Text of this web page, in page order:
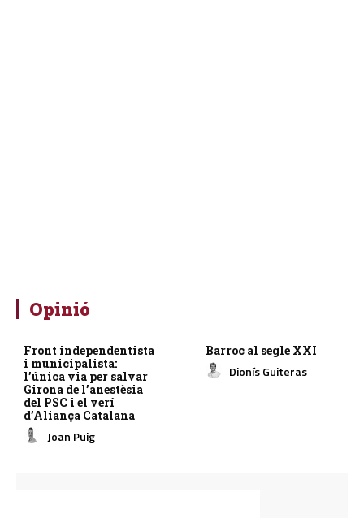
Opinió
Front independentista
i municipalista:
l’única via per salvar
Girona de l’anestèsia
del PSC i el verí
d’Aliança Catalana
Joan Puig
Barroc al segle XXI
Dionís Guiteras